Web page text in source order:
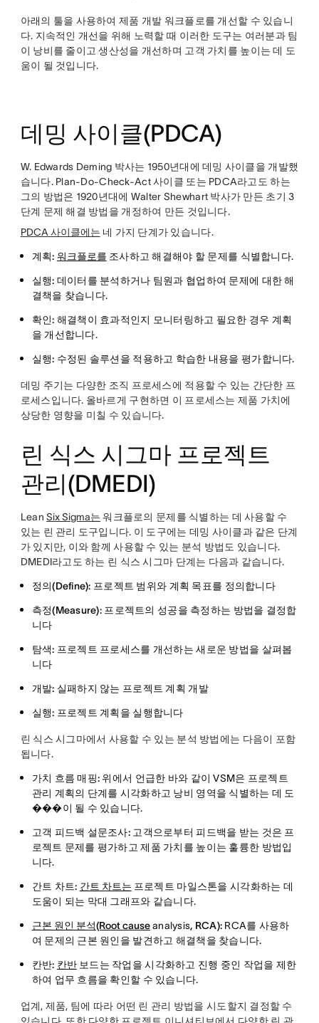
아래의 툴을 사용하여 제품 개발 워크플로를 개선할 수 있습니
다. 지속적인 개선을 위해 노력할 때 이러한 도구는 여러분과 팀
이 낭비를 줄이고 생산성을 개선하며 고객 가치를 높이는 데 도
움이 될 것입니다.
데밍 사이클(PDCA)
W. Edwards Deming 박사는 1950년대에 데밍 사이클을 개발했
습니다. Plan-Do-Check-Act 사이클 또는 PDCA라고도 하는
그의 방법은 1920년대에 Walter Shewhart 박사가 만든 초기 3
단계 문제 해결 방법을 개정하여 만든 것입니다.
PDCA 사이클에는 네 가지 단계가 있습니다.
계획: 워크플로를 조사하고 해결해야 할 문제를 식별합니다.
실행: 데이터를 분석하거나 팀원과 협업하여 문제에 대한 해
결책을 찾습니다.
확인: 해결책이 효과적인지 모니터링하고 필요한 경우 계획
을 개선합니다.
실행: 수정된 솔루션을 적용하고 학습한 내용을 평가합니다.
데밍 주기는 다양한 조직 프로세스에 적용할 수 있는 간단한 프
로세스입니다. 올바르게 구현하면 이 프로세스는 제품 가치에
상당한 영향을 미칠 수 있습니다.
린 식스 시그마 프로젝트
관리(DMEDI)
LeanSix Sigma는 워크플로의 문제를 식별하는 데 사용할 수
있는 린 관리 도구입니다. 이 도구에는 데밍 사이클과 같은 단계
가 있지만, 이와 함께 사용할 수 있는 분석 방법도 있습니다.
DMEDI라고도 하는 린 식스 시그마 단계는 다음과 같습니다.
정의(Define): 프로젝트 범위와 계획 목표를 정의합니다
측정(Measure): 프로젝트의 성공을 측정하는 방법을 결정합
니다
탐색: 프로젝트 프로세스를 개선하는 새로운 방법을 살펴봅
니다
개발: 실패하지 않는 프로젝트 계획 개발
실행: 프로젝트 계획을 실행합니다
린 식스 시그마에서 사용할 수 있는 분석 방법에는 다음이 포함
됩니다.
가치 흐름 매핑: 위에서 언급한 바와 같이 VSM은 프로젝트
관리 계획의 단계를 시각화하고 낭비 영역을 식별하는 데 도
���이 될 수 있습니다.
고객 피드백 설문조사: 고객으로부터 피드백을 받는 것은 프
로젝트 문제를 평가하고 제품 가치를 높이는 훌륭한 방법입
니다.
간트 차트: 간트 차트는 프로젝트 마일스톤을 시각화하는 데
도움이 되는 막대 그래프와 같습니다.
근본 원인 분석(Root causeanalysis, RCA): RCA를 사용하
여 문제의 근본 원인을 발견하고 해결책을 찾습니다.
칸반: 칸반보드는 작업을 시각화하고 진행 중인 작업을 제한
하여 업무 흐름을 확인할 수 있습니다.
업계, 제품, 팀에 따라 어떤 린 관리 방법을 시도할지 결정할 수